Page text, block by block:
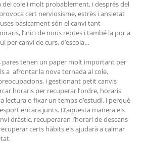
del cole i molt probablement, i després del
cert nerviosisme, estrès i ansietat
bàsicament són el canvi tant
l’inici de nous reptes i també la por a
per canvi de curs, d’escola…
pares tenen un paper molt important per
a afrontar la nova tornada al cole,
i gestionant petit canvis
horaris per recuperar l’ordre, horaris
lectura o fixar un temps d’estudi, i perquè
encara junts. D’aquesta manera els
dràstic, recuperaran l’horari de descans
certs hàbits els ajudarà a calmar